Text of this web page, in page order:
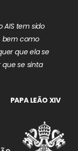
AIS tem sido
bem como
que ela se
se sinta
PAPA LEÃO XIV